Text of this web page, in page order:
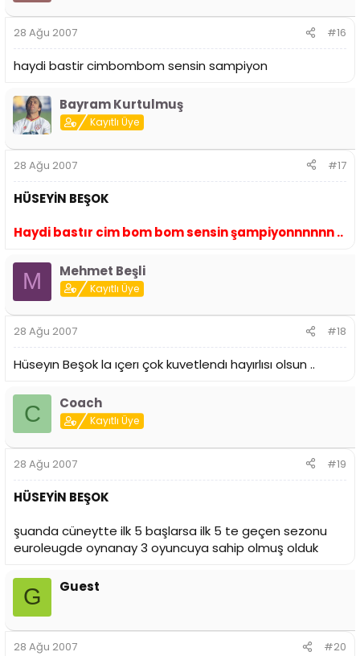
28 Ağu 2007 #16
haydi bastir cimbombom sensin sampiyon
Bayram Kurtulmuş
Kayıtlı Üye
28 Ağu 2007 #17
HÜSEYİN BEŞOK
Haydi bastır cim bom bom sensin şampiyonnnnnn ..
M Mehmet Beşli
Kayıtlı Üye
28 Ağu 2007 #18
Hüseyın Beşok la ıçerı çok kuvetlendı hayırlısı olsun ..
C Coach
Kayıtlı Üye
28 Ağu 2007 #19
HÜSEYİN BEŞOK
şuanda cüneytte ilk 5 başlarsa ilk 5 te geçen sezonu
euroleugde oynanay 3 oyuncuya sahip olmuş olduk
G Guest
28 Ağu 2007 #20